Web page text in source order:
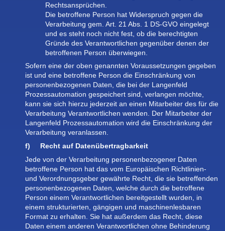
Rechtsansprüchen.
Die betroffene Person hat Widerspruch gegen die
Verarbeitung gem. Art. 21 Abs. 1 DS-GVO eingelegt
und es steht noch nicht fest, ob die berechtigten
Gründe des Verantwortlichen gegenüber denen der
betroffenen Person überwiegen.
Sofern eine der oben genannten Voraussetzungen gegeben
ist und eine betroffene Person die Einschränkung von
personenbezogenen Daten, die bei der Langenfeld
Prozessautomation gespeichert sind, verlangen möchte,
kann sie sich hierzu jederzeit an einen Mitarbeiter des für die
Verarbeitung Verantwortlichen wenden. Der Mitarbeiter der
Langenfeld Prozessautomation wird die Einschränkung der
Verarbeitung veranlassen.
f) Recht auf Datenübertragbarkeit
Jede von der Verarbeitung personenbezogener Daten
betroffene Person hat das vom Europäischen Richtlinien-
und Verordnungsgeber gewährte Recht, die sie betreffenden
personenbezogenen Daten, welche durch die betroffene
Person einem Verantwortlichen bereitgestellt wurden, in
einem strukturierten, gängigen und maschinenlesbaren
Format zu erhalten. Sie hat außerdem das Recht, diese
Daten einem anderen Verantwortlichen ohne Behinderung